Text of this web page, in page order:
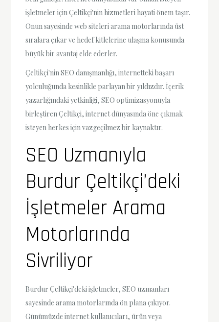
işletmeler için Çeltikçi'nin hizmetleri hayati önem taşır.
Onun sayesinde web siteleri arama motorlarında üst
sıralara çıkar ve hedef kitlelerine ulaşma konusunda
büyük bir avantaj elde ederler.
Çeltikçi'nin SEO danışmanlığı, internetteki başarı
yolculuğunda kesinlikle parlayan bir yıldızdır. İçerik
yazarlığındaki yetkinliği, SEO optimizasyonuyla
birleştiren Çeltikçi, internet dünyasında öne çıkmak
isteyen herkes için vazgeçilmez bir kaynaktır.
SEO Uzmanıyla
Burdur Çeltikçi’deki
İşletmeler Arama
Motorlarında
Sivriliyor
Burdur Çeltikçi'deki işletmeler, SEO uzmanları
sayesinde arama motorlarında ön plana çıkıyor.
Günümüzde internet kullanıcıları, ürün veya